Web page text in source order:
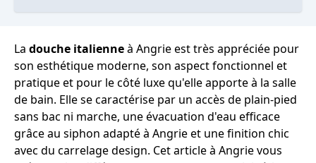
La douche italienneà Angrie est très appréciée pour
son esthétique moderne, son aspect fonctionnel et
pratique et pour le côté luxe qu'elle apporte à la salle
de bain. Elle se caractérise par un accès de plain-pied
sans bac ni marche, une évacuation d'eau efficace
grâce au siphon adapté à Angrie et une finition chic
avec du carrelage design. Cet article à Angrie vous